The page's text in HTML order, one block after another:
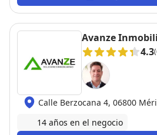
Avanze
4.3
Calle Berzocana 4, 06800
14 años en el negocio